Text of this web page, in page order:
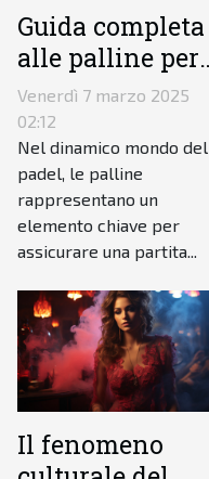
Guida completa
alle palline per
padel:
caratteristiche e
consigli di scelta
Venerdì 7 marzo 2025
02:12
Nel dinamico mondo del
padel, le palline
rappresentano un
elemento chiave per
assicurare una partita...
Il fenomeno